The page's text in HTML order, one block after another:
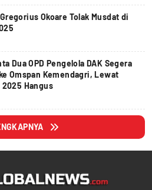
Okoare Tolak Musdat di
Dua OPD Pengelola DAK Segera
Omspan Kemendagri, Lewat
Hangus